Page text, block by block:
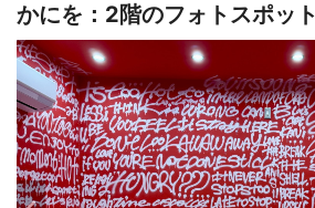
かにを：2階のフォトスポット